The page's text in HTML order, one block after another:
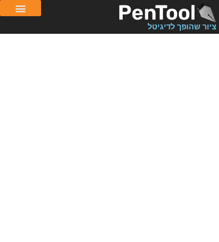
PenTool
ציור שהופך לדיגיטל